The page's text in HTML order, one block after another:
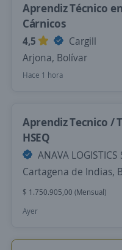
Aprendiz Técnico
Cárnicos
4,5
Cargill
Arjona, Bolívar
Hace 1 hora
Aprendiz Tecnico /
HSEQ
ANAVA LOGISTICS
Cartagena de Indias,
$ 1.750.905,00 (Mensual)
Ayer